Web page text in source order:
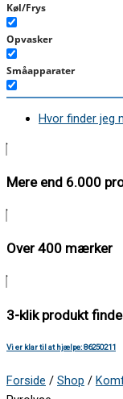
Køl/Frys
Opvasker
Småapparater
Støvsuger
Hvor finder jeg
Mere end 6.000
Over 400 mærker
3-klik produkt
Vi er klar til at hjælpe: 86250211
Forside / Shop /